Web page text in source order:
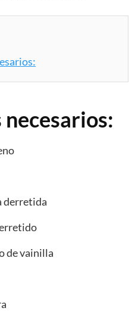
derretida
de vainilla